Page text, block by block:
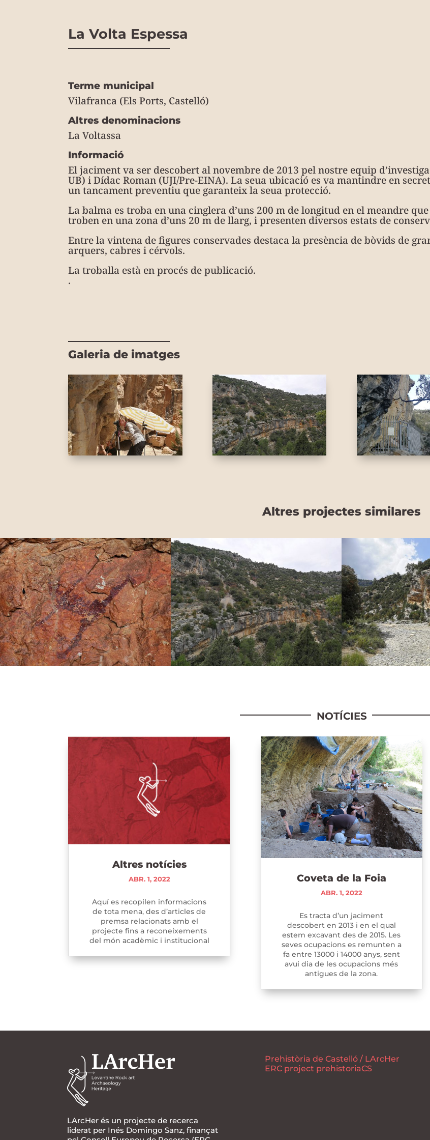
La Volta Espessa
Terme municipal
Vilafranca (Els Ports, Castelló)
Altres denominacions
La Voltassa
Informació
El jaciment va ser descobert al novembre de 2013 pel nostre equip
UB) i Dídac Roman (UJI/Pre-EINA). La seua ubicació es va mantindre en
un tancament preventiu que garanteix la seua protecció.
La balma es troba en una cinglera d’uns 200 m de longitud en el meandre
troben en una zona d’uns 20 m de llarg, i presenten diversos estats de
Entre la vintena de figures conservades destaca la presència de bòvids de
arquers, cabres i cérvols.
La troballa està en procés de publicació.
.
Galeria de imatges
Altres projectes similares
NOTÍCIES
Altres notícies
ABR. 1, 2022
Aquí es recopilen informacions
de tota mena, des d’articles de
premsa relacionats amb el
projecte fins a reconeixements
del món acadèmic i institucional
Coveta de la Foia
ABR. 1, 2022
Es tracta d’un jaciment
descobert en 2013 i en el qual
estem excavant des de 2015. Les
seves ocupacions es remunten a
fa entre 13000 i 14000 anys, sent
avui dia de les ocupacions més
antigues de la zona.
LArcHer és un projecte de recerca
liderat per Inés Domingo Sanz, finançat
Prehistòria de Castelló / LArcHer
ERC project prehistoriaCS